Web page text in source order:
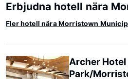
Erbjudna hotell nära
Fler hotell nära Morristown
Archer Hotel
Park/